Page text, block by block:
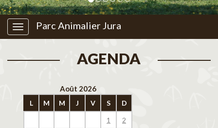
Parc Animalier Jura
AGENDA
Août 2026
L M M J V S D
1 2